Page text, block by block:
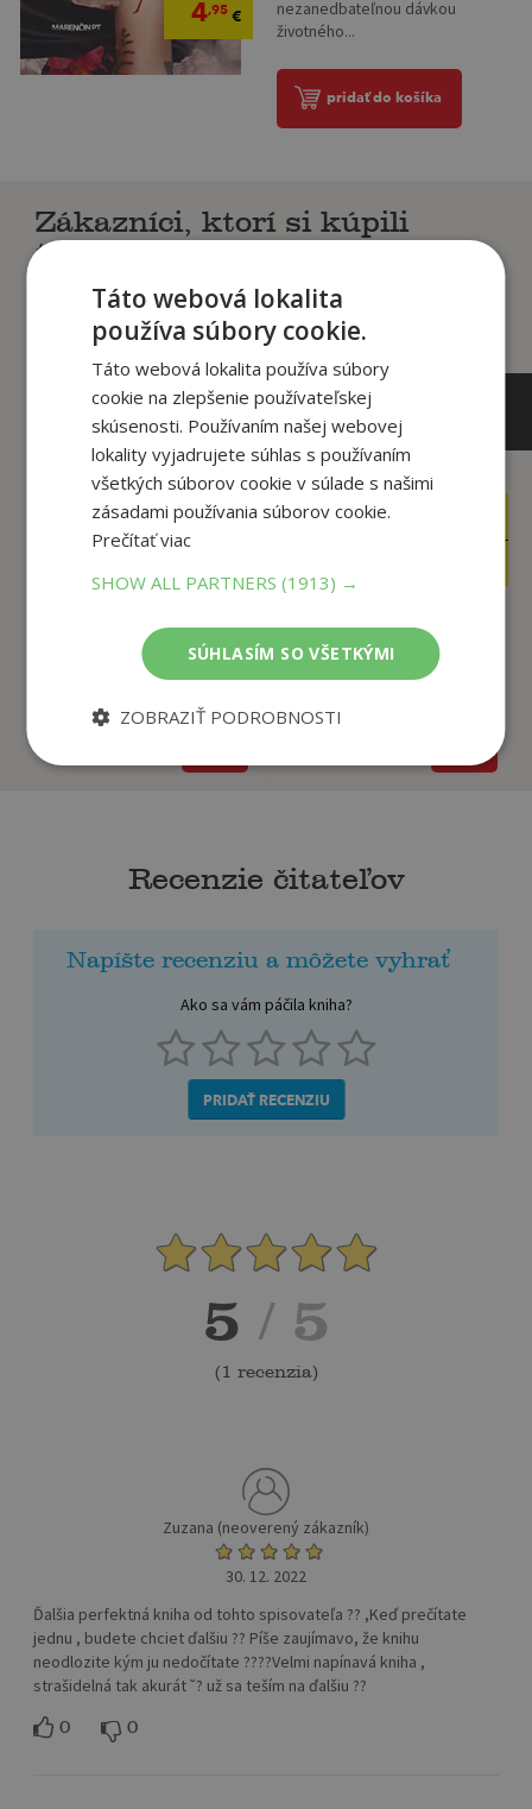
4,95€
nezanedbateľnou dávkou
životného...
pridať do košíka
Zákazníci, ktorí si kúpili
tento titul si tiež kúpili
22,90
Hlbina
Karika Jozef
Smäd
Karika Jozef
Recenzie čitateľov
Napíšte recenziu a môžete vyhrať
Ako sa vám páčila kniha?
PRIDAŤ RECENZIU
5 / 5
(1 recenzia)
Zuzana (neoverený zákazník)
30. 12. 2022
Ďalšia perfektná kniha od tohto spisovateľa ?? ,Keď prečítate
jednu , budete chciet ďalšiu ?? Píše zaujímavo, že knihu
neodlozite kým ju nedočítate ????Velmi napínavá kniha ,
strašidelná tak akurát ˘? už sa teším na ďalšiu ??
0 0
Táto webová lokalita
používa súbory cookie.
Táto webová lokalita používa súbory
cookie na zlepšenie používateľskej
skúsenosti. Používaním našej webovej
lokality vyjadrujete súhlas s používaním
všetkých súborov cookie v súlade s našimi
zásadami používania súborov cookie.
Prečítať viac
SHOW ALL PARTNERS(1913) →
SÚHLASÍM SO VŠETKÝMI
ZOBRAZIŤ PODROBNOSTI